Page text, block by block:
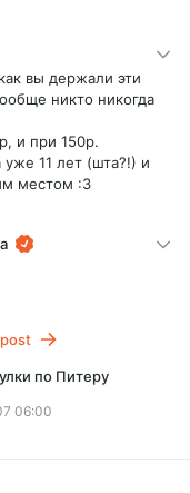
вы держали эти
никто никогда
и при 150р.
11 лет (шта?!) и
местом :3
по Питеру
06:00